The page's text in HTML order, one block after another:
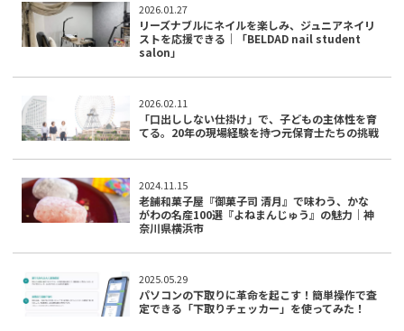
2026.01.27
リーズナブルにネイルを楽しみ、ジュニアネイリ
ストを応援できる｜「BELDAD nail student
salon」
2026.02.11
「口出ししない仕掛け」で、子どもの主体性を育
てる。20年の現場経験を持つ元保育士たちの挑戦
2024.11.15
老舗和菓子屋『御菓子司 清月』で味わう、かな
がわの名産100選『よねまんじゅう』の魅力｜神
奈川県横浜市
2025.05.29
パソコンの下取りに革命を起こす！簡単操作で査
定できる「下取りチェッカー」を使ってみた！